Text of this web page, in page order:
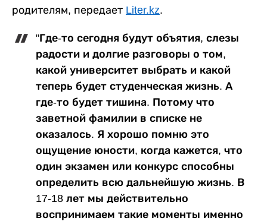
родителям, передает Liter.kz.
"Где-то сегодня будут объятия, слезы
радости и долгие разговоры о том,
какой университет выбрать и какой
теперь будет студенческая жизнь. А
где-то будет тишина. Потому что
заветной фамилии в списке не
оказалось. Я хорошо помню это
ощущение юности, когда кажется, что
один экзамен или конкурс способны
определить всю дальнейшую жизнь. В
17-18 лет мы действительно
воспринимаем такие моменты именно